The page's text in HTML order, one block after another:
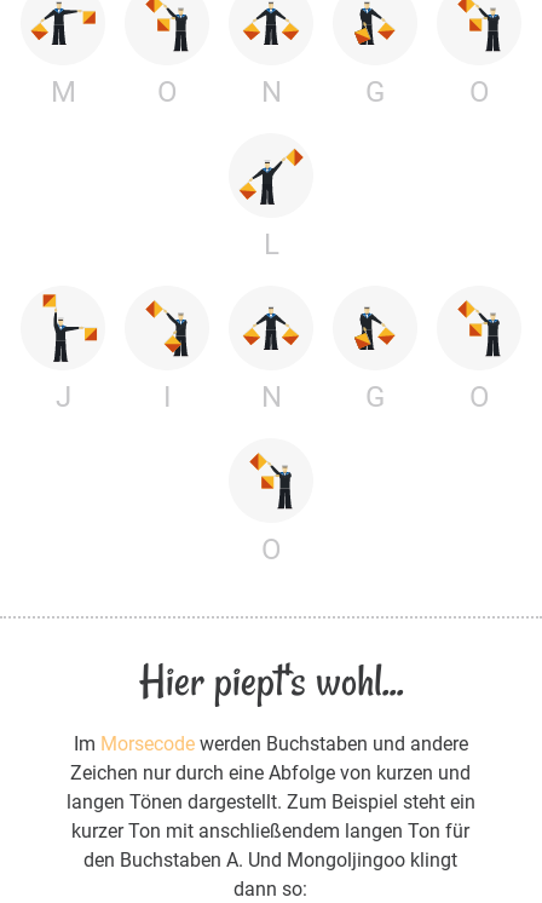
M O N G O
L
J I N G O
O
Hier piept's wohl...
Im Morsecodewerden Buchstaben und andere
Zeichen nur durch eine Abfolge von kurzen und
langen Tönen dargestellt. Zum Beispiel steht ein
kurzer Ton mit anschließendem langen Ton für
den Buchstaben A. Und Mongoljingoo klingt
dann so: